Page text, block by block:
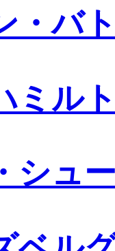
・バ
ミル
シュ